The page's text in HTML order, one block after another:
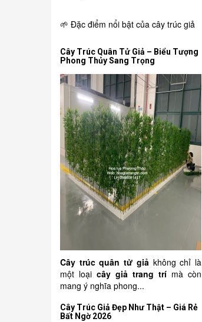
150.000₫
Chậu hồng môn giả
🌱 Đặc điểm nổi bật của cây trúc giả
Cây Trúc Quân Tử Giả – Biểu Tượng
Phong Thủy Sang Trọng
Cây trúc quân tử giảkhông chỉ là
một loại cây giả trang trí mà còn
mang ý nghĩa phong...
Cây Trúc Giả Đẹp Như Thật – Giá Rẻ
Bất Ngờ 2026